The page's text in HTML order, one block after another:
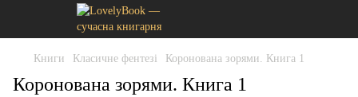
Книги Класичне фентезі Коронована зорями. Книга 1
Коронована зорями. Книга 1